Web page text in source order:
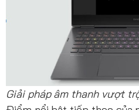
Giải pháp âm thanh vượt